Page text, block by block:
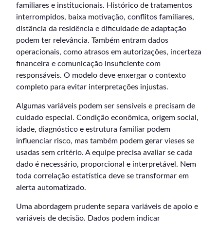
familiares e institucionais. Histórico de tratamentos
interrompidos, baixa motivação, conflitos familiares,
distância da residência e dificuldade de adaptação
podem ter relevância. Também entram dados
operacionais, como atrasos em autorizações, incerteza
financeira e comunicação insuficiente com
responsáveis. O modelo deve enxergar o contexto
completo para evitar interpretações injustas.
Algumas variáveis podem ser sensíveis e precisam de
cuidado especial. Condição econômica, origem social,
idade, diagnóstico e estrutura familiar podem
influenciar risco, mas também podem gerar vieses se
usadas sem critério. A equipe precisa avaliar se cada
dado é necessário, proporcional e interpretável. Nem
toda correlação estatística deve se transformar em
alerta automatizado.
Uma abordagem prudente separa variáveis de apoio e
variáveis de decisão. Dados podem indicar